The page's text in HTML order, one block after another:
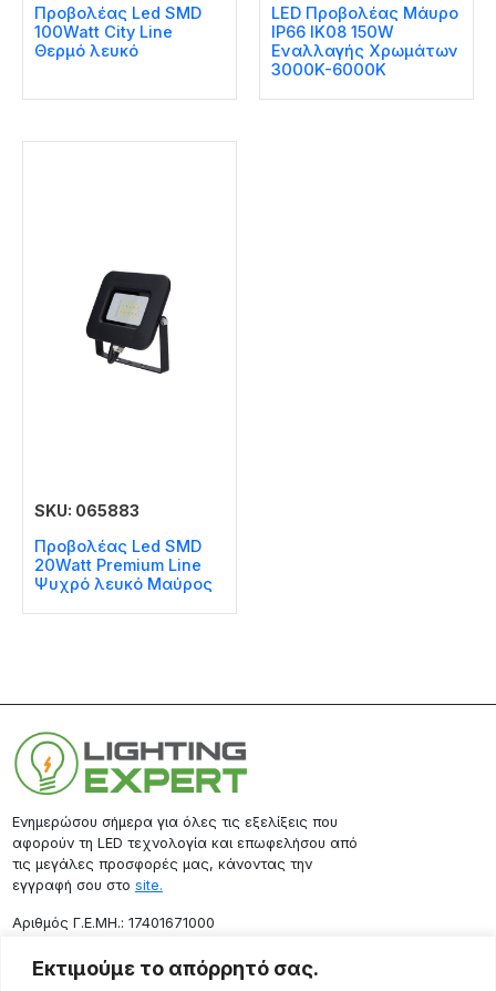
Εκτιμούμε το απόρρητό σας.
Προβολέας Led SMD
100Watt City Line
Θερμό λευκό
LED Προβολέας Μάυρο
IP66 IK08 150W
Εναλλαγής Χρωμάτων
3000K-6000K
SKU: 065883
Προβολέας Led SMD
20Watt Premium Line
Ψυχρό λευκό Μαύρος
Ενημερώσου σήμερα για όλες τις εξελίξεις που
αφορούν τη LED τεχνολογία και επωφελήσου από
τις μεγάλες προσφορές μας, κάνοντας την
εγγραφή σου στο site.
Aριθμός Γ.Ε.ΜΗ.: 17401671000
Επικοινωνία